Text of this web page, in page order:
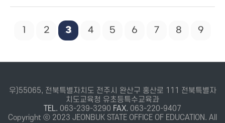
1 2 3 4 5 6 7 8 9
우)55065, 전북특별자치도 전주시 완산구 홍산로 111 전북특별자
치도교육청 유초등특수교육과
TEL. 063-239-3290 FAX. 063-220-9407
Copyright ⓒ 2023 JEONBUK STATE OFFICE OF EDUCATION. All